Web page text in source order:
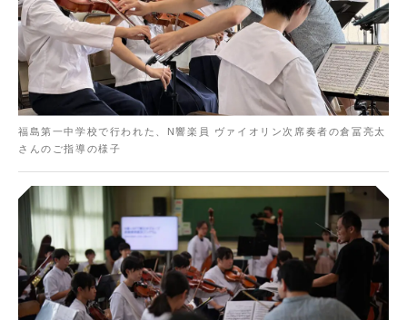
福島第一中学校で行われた、N響楽員 ヴァイオリン次席奏者の倉冨亮太
さんのご指導の様子